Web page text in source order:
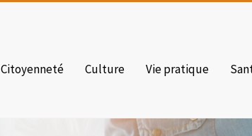
Citoyenneté Culture Vie pratique